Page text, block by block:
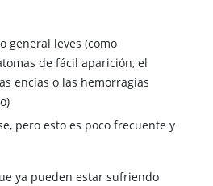
general leves (como
de fácil aparición, el
encías o las hemorragias
pero esto es poco frecuente y
ya pueden estar sufriendo